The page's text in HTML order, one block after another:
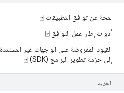
لمحة عن توافق التطبيقات ⍈
أدوات إطار عمل التوافق ⍈
القيود المفروضة على الواجهات غير المستندة
إلى حزمة تطوير البرامج (SDK) ⍈
المزيد